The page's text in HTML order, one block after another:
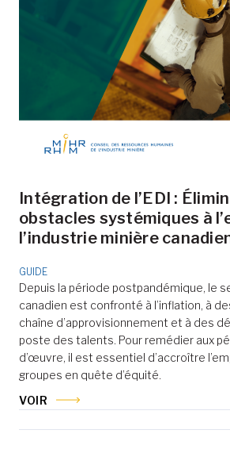
Intégration de l’EDI :
obstacles systémiques à
l’industrie minière
GUIDE
Depuis la période postpandémique, le
canadien est confronté à l’inflation, à
chaîne d’approvisionnement et à des
poste des talents. Pour remédier aux
d’œuvre, il est essentiel d’accroître
groupes en quête d’équité.
VOIR